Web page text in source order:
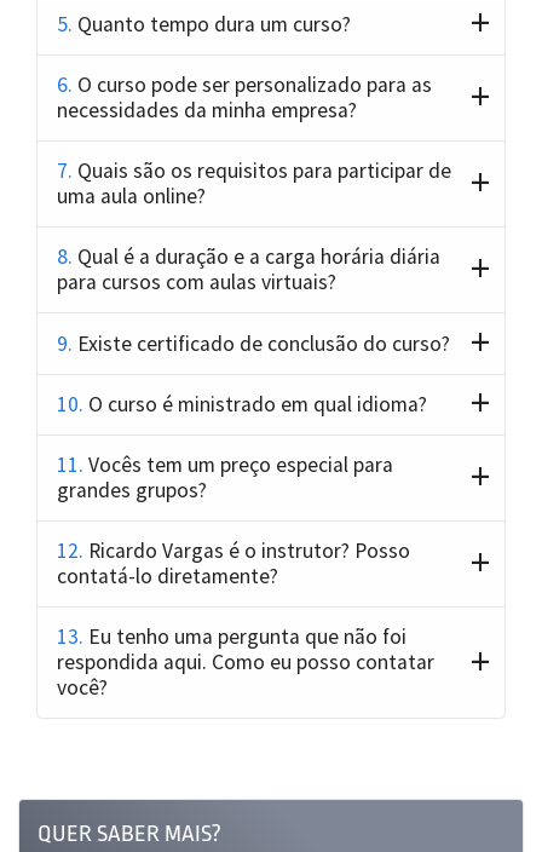
5. Quanto tempo dura um curso?
6. O curso pode ser personalizado para as
necessidades da minha empresa?
7. Quais são os requisitos para participar de
uma aula online?
8. Qual é a duração e a carga horária diária
para cursos com aulas virtuais?
9. Existe certificado de conclusão do curso?
10. O curso é ministrado em qual idioma?
11. Vocês tem um preço especial para
grandes grupos?
12. Ricardo Vargas é o instrutor? Posso
contatá-lo diretamente?
13. Eu tenho uma pergunta que não foi
respondida aqui. Como eu posso contatar
você?
QUER SABER MAIS?